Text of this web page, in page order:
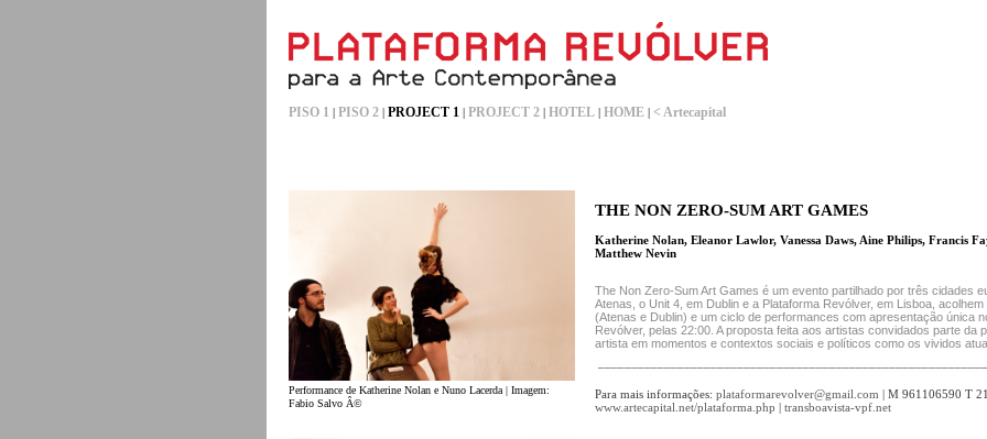
PISO 1 | PISO 2 | PROJECT 1 | PROJECT 2 | HOTEL | HOME | < Artecapital
Performance de Katherine Nolan e Nuno Lacerda | Imagem:
Fabio Salvo Â©
THE NON ZERO-SUM ART GAMES
Katherine Nolan, Eleanor Lawlor, Vanessa Daws, Aine Philips, Francis
Matthew Nevin
The Non Zero-Sum Art Games é um evento partilhado por três cidades
Atenas, o Unit 4, em Dublin e a Plataforma Revólver, em Lisboa,
(Atenas e Dublin) e um ciclo de performances com apresentação única
Revólver, pelas 22:00. A proposta feita aos artistas convidados parte da
artista em momentos e contextos sociais e políticos como os vividos
Para mais informações: plataformarevolver@gmail.com | M 961106590 T
www.artecapital.net/plataforma.php | transboavista-vpf.net